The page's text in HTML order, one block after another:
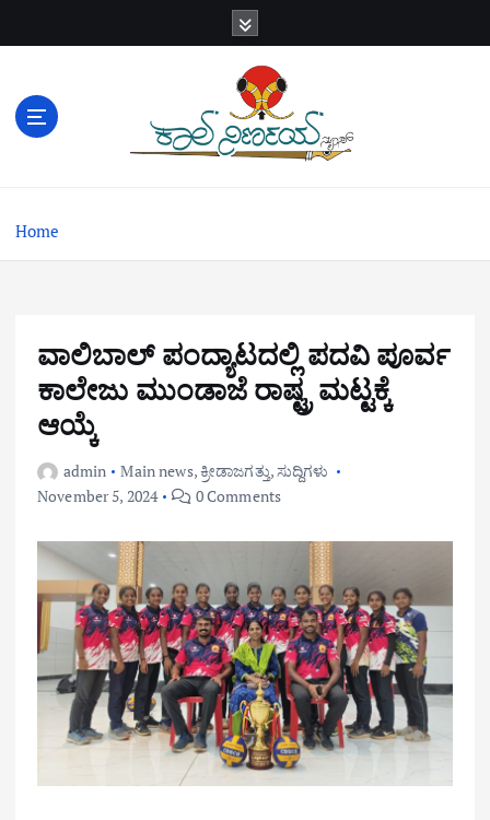
e
Home
ವಾಲಿಬಾಲ್ ಪಂದ್ಯಾಟದಲ್ಲಿ ಪದವಿ ಪೂರ್ವ
ಕಾಲೇಜು ಮುಂಡಾಜೆ ರಾಷ್ಟ್ರ ಮಟ್ಟಕ್ಕೆ
ಆಯ್ಕೆ
admin Main news,ಕ್ರೀಡಾಜಗತ್ತು,ಸುದ್ದಿಗಳು
November 5, 2024
0 Comments